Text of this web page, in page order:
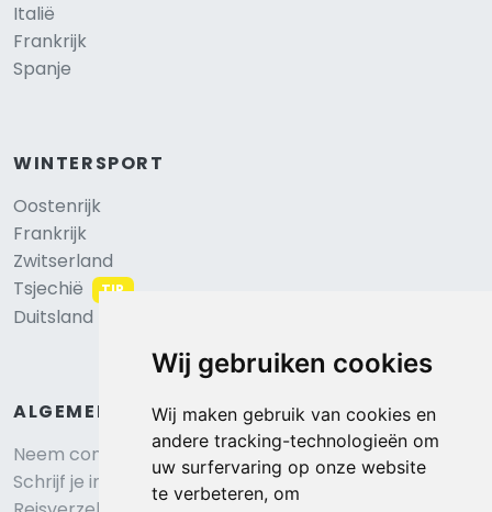
Wij gebruiken cookies
Wij maken gebruik van cookies en
andere tracking-technologieën om
uw surfervaring op onze website
te verbeteren, om
Italië
Frankrijk
Spanje
WINTERSPORT
Oostenrijk
Frankrijk
Zwitserland
Tsjechië
TIP
Duitsland
ALGEMEEN
Neem contact op
Schrijf je in voor onze nieuwsbrief